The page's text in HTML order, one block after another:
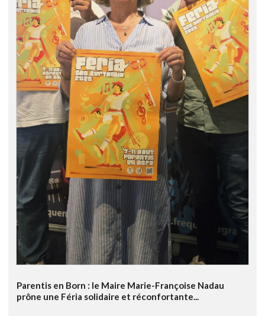
Parentis en Born : le Maire Marie-Françoise Nadau
prône une Féria solidaire et réconfortante...